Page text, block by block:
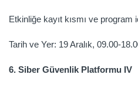
Etkinliğe kayıt kısmı ve program
Tarih ve Yer: 19 Aralık, 09.00-
6. Siber Güvenlik Platformu IV